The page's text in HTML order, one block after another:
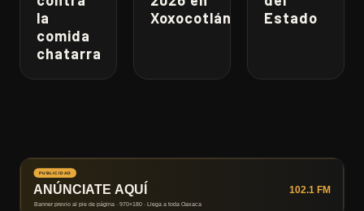
la
comida
chatarra
Xoxocotlán
Estado